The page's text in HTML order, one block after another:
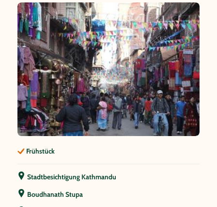
Frühstück
Stadtbesichtigung Kathmandu
Boudhanath Stupa